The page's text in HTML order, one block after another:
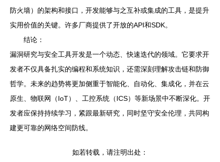
防火墙）的架构和接口，开发能够与之互补或集成的工具，是提升
实用价值的关键。许多厂商提供了开放的API和SDK。
结论：
漏洞研究与安全工具开发是一个动态、快速迭代的领域。它要求开
发者不仅具备扎实的编程和系统知识，还需深刻理解攻击链和防御
哲学。未来的趋势将更加侧重于智能化、自动化、集成化，并在云
原生、物联网（IoT）、工控系统（ICS）等新场景中不断深化。开
发者应保持持续学习，紧跟最新研究，同时坚守安全伦理，共同构
建更可靠的网络空间防线。
如若转载，请注明出处：